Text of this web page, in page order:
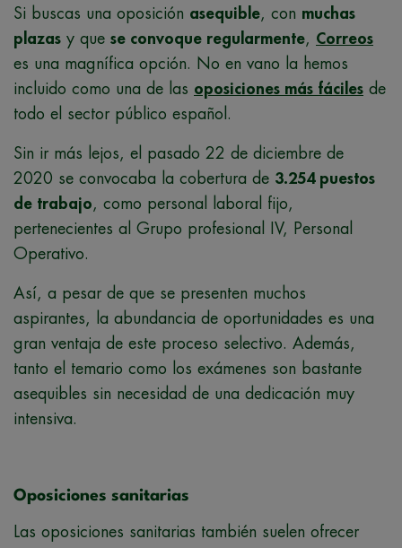
Si buscas una oposición asequible, con muchas
plazas y que se convoque regularmente, Correos
es una magnífica opción. No en vano la hemos
incluido como una de las oposiciones más fáciles de
todo el sector público español.
Sin ir más lejos, el pasado 22 de diciembre de
2020 se convocaba la cobertura de 3.254 puestos
de trabajo, como personal laboral fijo,
pertenecientes al Grupo profesional IV, Personal
Operativo.
Así, a pesar de que se presenten muchos
aspirantes, la abundancia de oportunidades es una
gran ventaja de este proceso selectivo. Además,
tanto el temario como los exámenes son bastante
asequibles sin necesidad de una dedicación muy
intensiva.
Oposiciones sanitarias
Las oposiciones sanitarias también suelen ofrecer